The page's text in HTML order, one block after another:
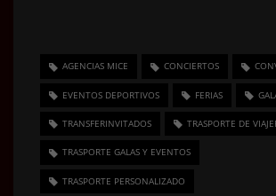
AGENCIAS MICE CONCIERTOS
EVENTOS DEPORTIVOS FERIAS
TRANSFERINVITADOS TRASPORTE DE
TRASPORTE GALAS Y EVENTOS
TRASPORTE PERSONALIZADO